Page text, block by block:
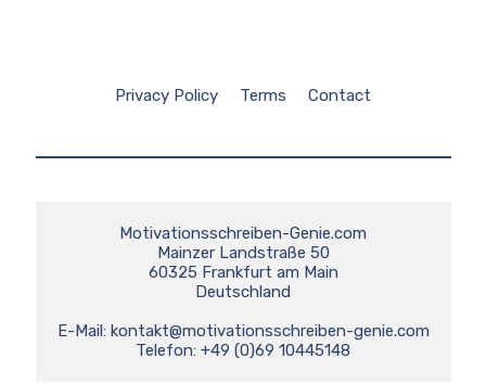
Privacy Policy Terms Contact
Motivationsschreiben-Genie.com
Mainzer Landstraße 50
60325 Frankfurt am Main
Deutschland
E-Mail: kontakt@motivationsschreiben-genie.com
Telefon: +49 (0)69 10445148